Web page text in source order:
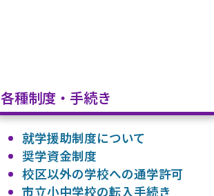
各種制度・手続き
就学援助制度について
奨学資金制度
校区以外の学校への通学許可
市立小中学校の転入手続き